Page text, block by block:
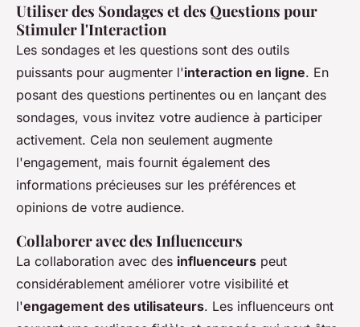
Utiliser des Sondages et des Questions pour
Stimuler l'Interaction
Les sondages et les questions sont des outils
puissants pour augmenter l'interaction en ligne. En
posant des questions pertinentes ou en lançant des
sondages, vous invitez votre audience à participer
activement. Cela non seulement augmente
l'engagement, mais fournit également des
informations précieuses sur les préférences et
opinions de votre audience.
Collaborer avec des Influenceurs
La collaboration avec des influenceurs peut
considérablement améliorer votre visibilité et
l'engagement des utilisateurs. Les influenceurs ont